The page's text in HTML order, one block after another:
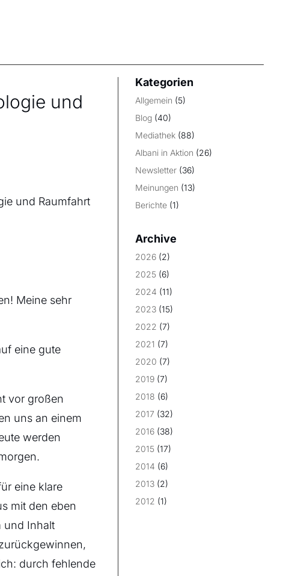
und
und Raumfahrt
Meine sehr
eine gute
vor großen
uns an einem
werden
eine klare
mit den eben
und Inhalt
durch fehlende
Kategorien
Allgemein (5)
Blog (40)
Mediathek (88)
Albani in Aktion (26)
Newsletter (36)
Meinungen (13)
Berichte (1)
Archive
2026 (2)
2025 (6)
2024 (11)
2023 (15)
2022 (7)
2021 (7)
2020 (7)
2019 (7)
2018 (6)
2017 (32)
2016 (38)
2015 (17)
2014 (6)
2013 (2)
2012 (1)